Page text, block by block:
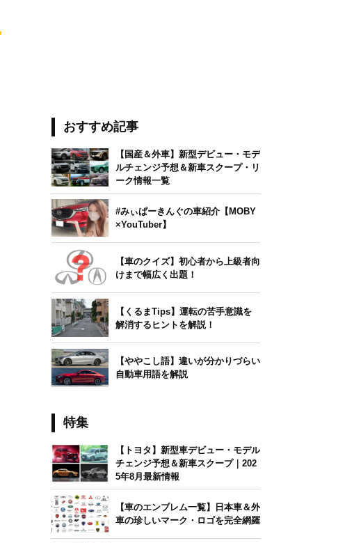
おすすめ記事
【国産＆外車】新型デビュー・モデ
ルチェンジ予想＆新車スクープ・リ
ーク情報一覧
#みぃぱーきんぐの車紹介【MOBY
×YouTuber】
【車のクイズ】初心者から上級者向
けまで幅広く出題！
【くるまTips】運転の苦手意識を
解消するヒントを解説！
【ややこし語】違いが分かりづらい
自動車用語を解説
特集
【トヨタ】新型車デビュー・モデル
チェンジ予想＆新車スクープ｜202
5年8月最新情報
【車のエンブレム一覧】日本車＆外
車の珍しいマーク・ロゴを完全網羅